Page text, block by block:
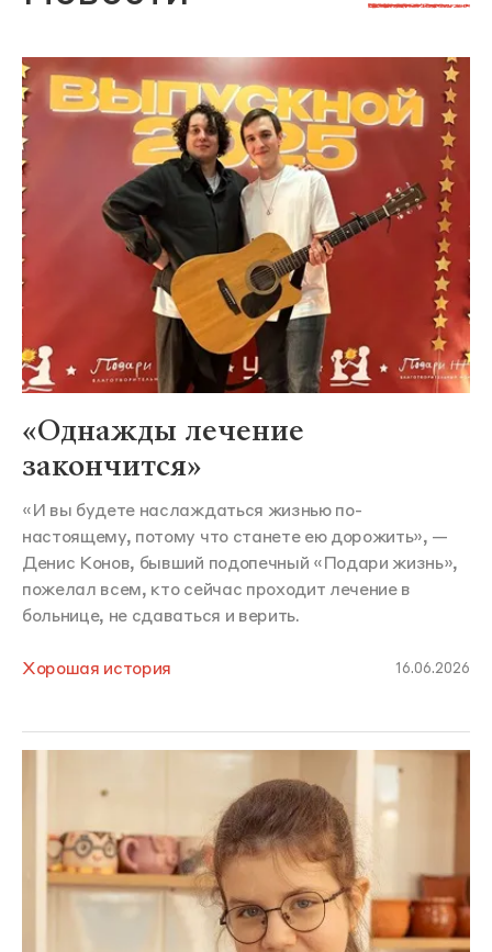
«Однажды лечение
закончится»
«И вы будете наслаждаться жизнью по-
настоящему, потому что станете ею дорожить», —
Денис Конов, бывший подопечный «Подари жизнь»,
пожелал всем, кто сейчас проходит лечение в
больнице, не сдаваться и верить.
Хорошая история 16.06.2026